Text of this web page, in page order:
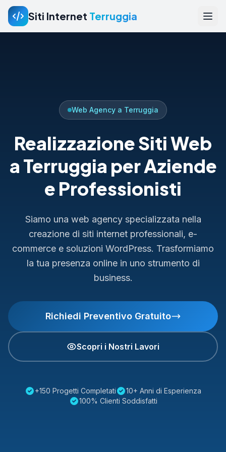
Siti Internet Terruggia
Web Agency a Terruggia
Realizzazione Siti Web
a Terruggia per Aziende
e Professionisti
Siamo una web agency specializzata nella
creazione di siti internet professionali, e-
commerce e soluzioni WordPress. Trasformiamo
la tua presenza online in uno strumento di
business.
Richiedi Preventivo Gratuito
Scopri i Nostri Lavori
+150 Progetti Completati
10+ Anni di Esperienza
100% Clienti Soddisfatti